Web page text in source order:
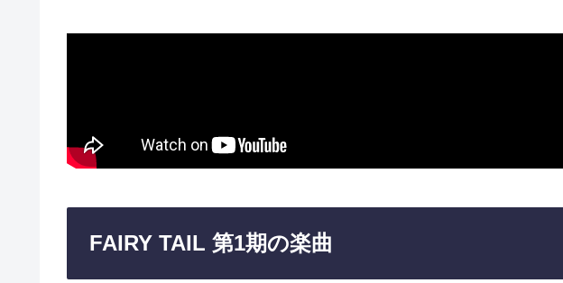
FAIRY TAIL 第1期の楽曲